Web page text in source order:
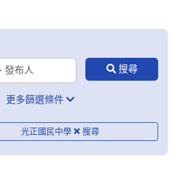
更多篩選條件
光正國民中學